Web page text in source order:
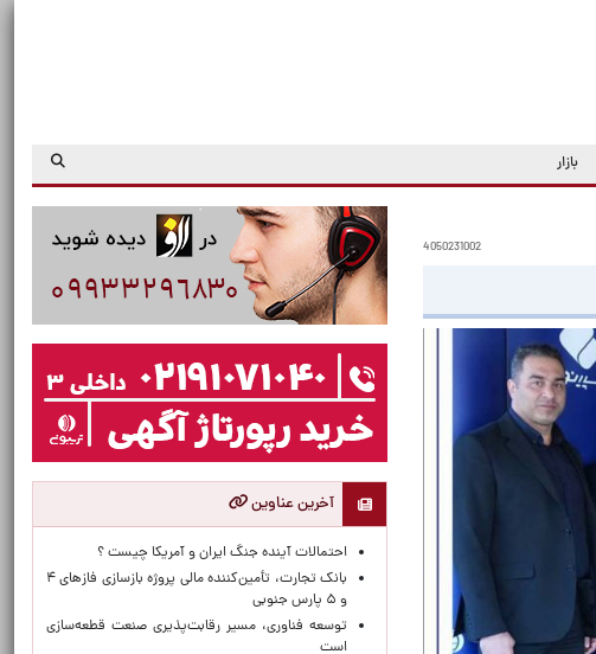
بازار
4050231002
آخرین عناوین
احتمالات آینده جنگ ایران و آمریکا چیست ؟
بانک تجارت، تأمین‌کننده مالی پروژه بازسازی فازهای ۴
و ۵ پارس جنوبی
توسعه فناوری، مسیر رقابت‌پذیری صنعت قطعه‌سازی
است